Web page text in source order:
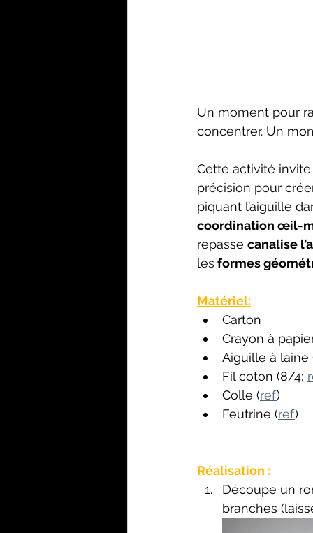
Un moment pour
concentrer. Un
Cette activité
précision pour
piquant l’aiguille
coordination œil-
repasse canalise
les formes
Matériel:
Carton
Crayon à
Aiguille à laine
Fil coton (8/4;
Colle (ref)
Feutrine (ref)
Réalisation :
Découpe un
branches